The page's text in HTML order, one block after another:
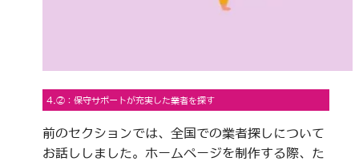
4.②：保守サポートが充実した業者を探す
前のセクションでは、全国での業者探しについて
お話ししました。ホームページを制作する際、た